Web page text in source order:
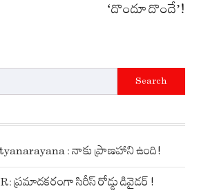
‘దొందూ దొందే’!
Search
: నాకు ప్రాణహాని ఉంది!
ప్రమాదకరంగా సిరీస్ రోడ్డు డివైడర్ !